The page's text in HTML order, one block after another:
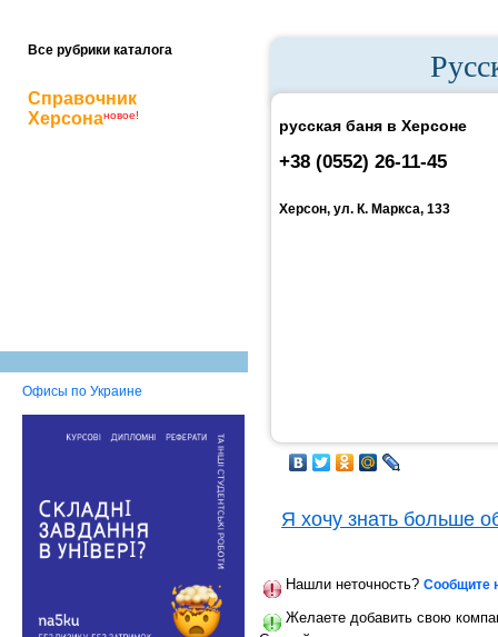
Все рубрики каталога
Справочник
Херсонановое!
Офисы по Украине
русская баня в Херсоне
+38 (0552) 26-11-45
Херсон, ул. К. Маркса, 133
Я хочу знать больше
Нашли неточность? Сообщите
Желаете добавить свою